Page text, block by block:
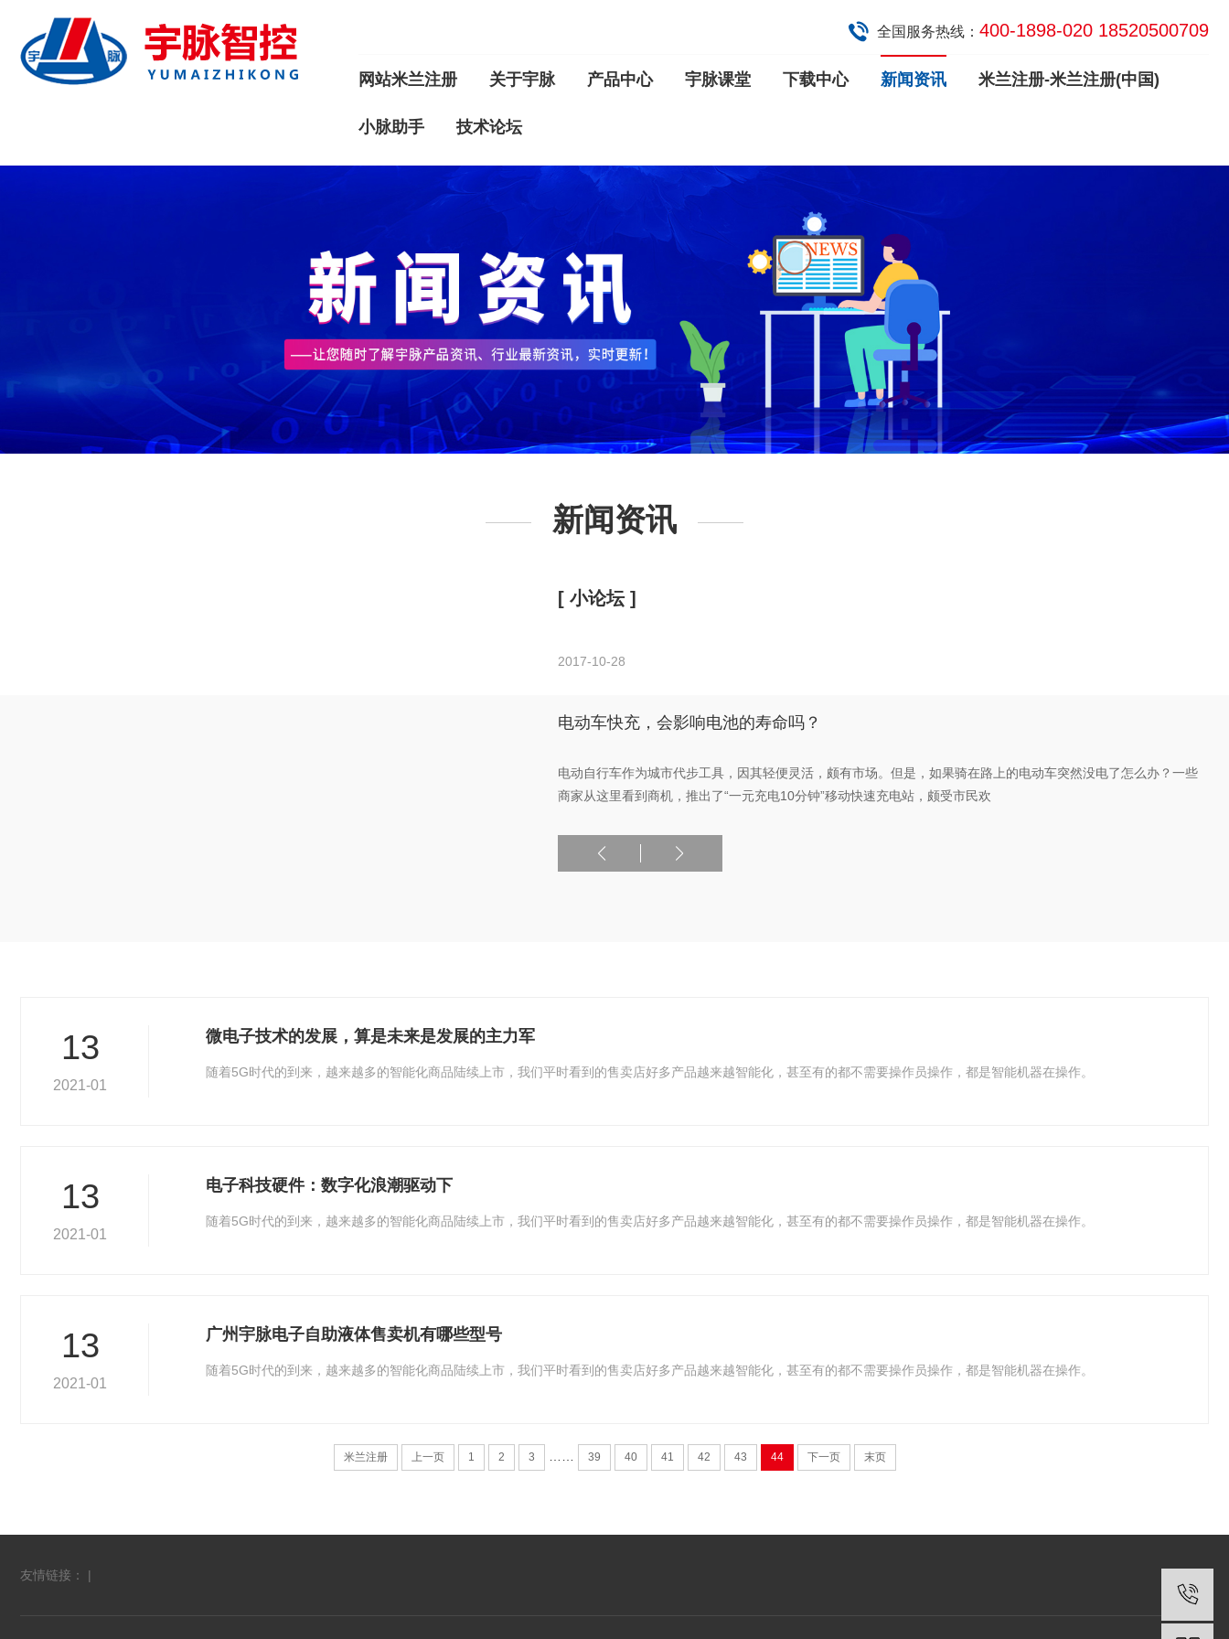
全国服务热线： 400-1898-020 18520500709
网站米兰注册 关于宇脉 产品中心 宇脉课堂 下载中心 新闻资讯 米兰注册-米兰注册(中国)
小脉助手 技术论坛
新闻资讯
[ 小论坛 ]
2017-10-28
电动车快充，会影响电池的寿命吗？
电动自行车作为城市代步工具，因其轻便灵活，颇有市场。但是，如果骑在路上的电动车突然没电了怎么办？一些
商家从这里看到商机，推出了“一元充电10分钟”移动快速充电站，颇受市民欢
13
2021-01
微电子技术的发展，算是未来是发展的主力军
随着5G时代的到来，越来越多的智能化商品陆续上市，我们平时看到的售卖店好多产品越来越智能化，甚至有的都不需要操作员操作，都是智能机器在操作。
13
2021-01
电子科技硬件：数字化浪潮驱动下
随着5G时代的到来，越来越多的智能化商品陆续上市，我们平时看到的售卖店好多产品越来越智能化，甚至有的都不需要操作员操作，都是智能机器在操作。
13
2021-01
广州宇脉电子自助液体售卖机有哪些型号
随着5G时代的到来，越来越多的智能化商品陆续上市，我们平时看到的售卖店好多产品越来越智能化，甚至有的都不需要操作员操作，都是智能机器在操作。
米兰注册 上一页 1 2 3 39 40 41 42 43 44 下一页 末页
友情链接： |